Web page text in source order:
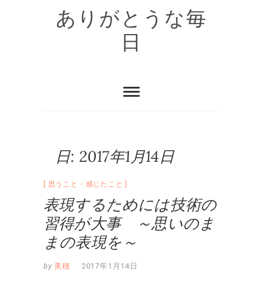
ありがとうな毎
日
日: 2017年1月14日
思うこと・感じたこと
表現するためには技術の
習得が大事 ～思いのま
まの表現を～
by 美穂 2017年1月14日